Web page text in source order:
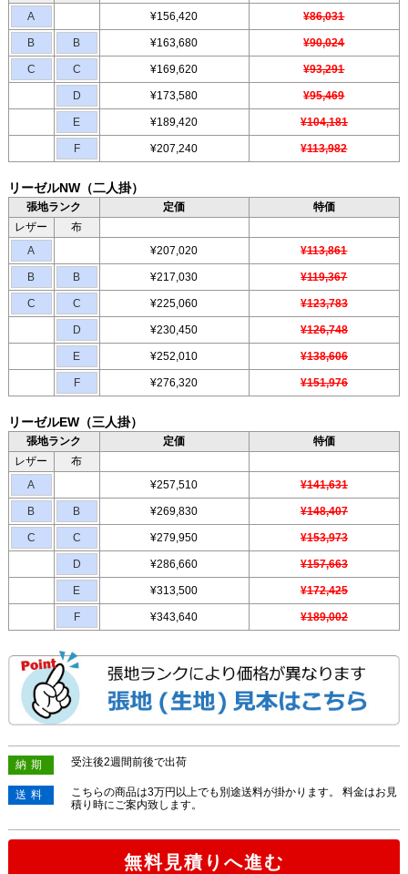
A
¥156,420 ¥86,031
B B ¥163,680 ¥90,024
C C ¥169,620 ¥93,291
D ¥173,580 ¥95,469
E ¥189,420 ¥104,181
F ¥207,240 ¥113,982
リーゼルNW（二人掛）
張地ランク 定価
特価
レザー
布
A
¥207,020 ¥113,861
B B ¥217,030 ¥119,367
C C ¥225,060 ¥123,783
D ¥230,450 ¥126,748
E ¥252,010 ¥138,606
F ¥276,320 ¥151,976
リーゼルEW（三人掛）
張地ランク 定価
特価
レザー
布
A
¥257,510 ¥141,631
B B ¥269,830 ¥148,407
C C ¥279,950 ¥153,973
D ¥286,660 ¥157,663
E ¥313,500 ¥172,425
F ¥343,640 ¥189,002
納期 受注後2週間前後で出荷
送料
こちらの商品は3万円以上でも別途送料が掛かります。 料金はお見
積り時にご案内致します。
無料見積りへ進む